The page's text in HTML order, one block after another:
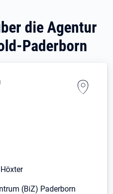
die Agentur
Paderborn
(BiZ) Paderborn